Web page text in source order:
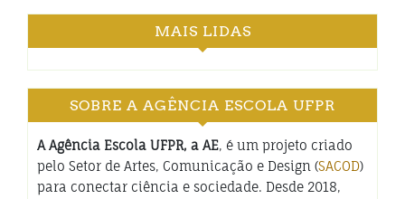
MAIS LIDAS
SOBRE A AGÊNCIA ESCOLA UFPR
A Agência Escola UFPR, a AE, é um projeto criado
pelo Setor de Artes, Comunicação e Design (SACOD)
para conectar ciência e sociedade. Desde 2018,